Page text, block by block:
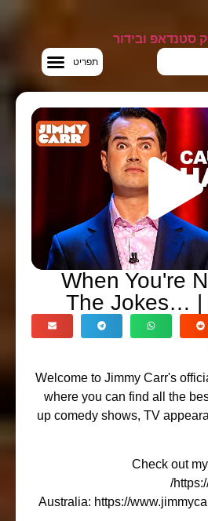
When
The
Welcome to Jimmy
where you can find all
up comedy shows, TV
Australia: https://